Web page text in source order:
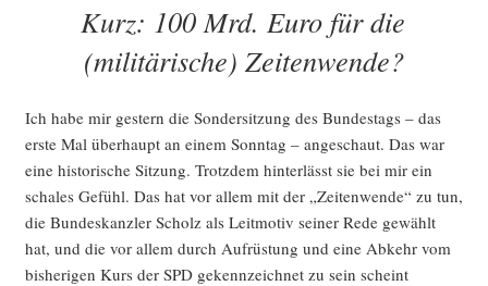
Kurz: 100 Mrd. Euro für die
(militärische) Zeitenwende?
Ich habe mir ges­tern die Son­der­sit­zung des Bun­des­tags – das
ers­te Mal über­haupt an einem Sonn­tag – ange­schaut. Das war
eine his­to­ri­sche Sit­zung. Trotz­dem hin­ter­lässt sie bei mir ein
scha­les Gefühl. Das hat vor allem mit der „Zei­ten­wen­de“ zu tun,
die Bun­des­kanz­ler Scholz als Leit­mo­tiv sei­ner Rede gewählt
hat, und die vor allem durch Auf­rüs­tung und eine Abkehr vom
bis­he­ri­gen Kurs der SPD gekenn­zeich­net zu sein scheint